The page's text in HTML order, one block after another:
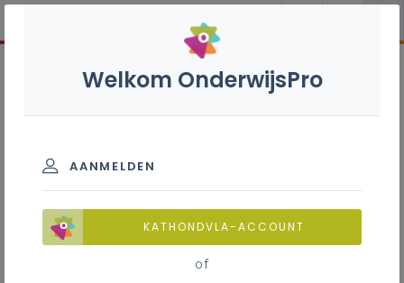
Welkom OnderwijsPro
AANMELDEN
KATHONDVLA-ACCOUNT
of